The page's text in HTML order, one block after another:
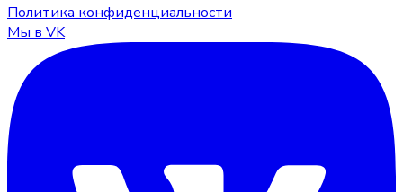
Политика конфиденциальности
Мы в VK